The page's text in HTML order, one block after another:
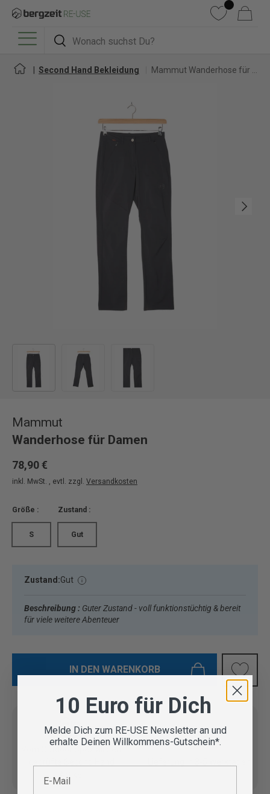
DIREKT ZUM INHALT
Suchen
Suchen
WunschlisteWarenkorb
Menü
Second Hand Bekleidung
Nächste
Mammut
Wanderhose für Damen
78,90 €
inkl. MwSt. , evtl. zzgl. Versandkosten
Größe :
S
Zustand :
Gut
Zustand:Gut
Beschreibung : Guter Zustand - voll funktionstüchtig & bereit
für viele weitere Abenteuer
IN DEN WARENKORB
10 Euro für Dich
Melde Dich zum RE-USE Newsletter an und
erhalte Deinen Willkommens-Gutschein*.